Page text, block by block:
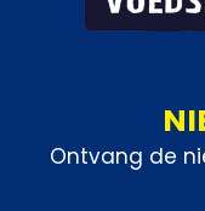
Ontvang de